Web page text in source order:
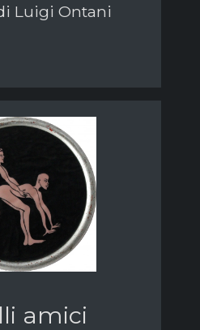
Luigi Ontani
amici